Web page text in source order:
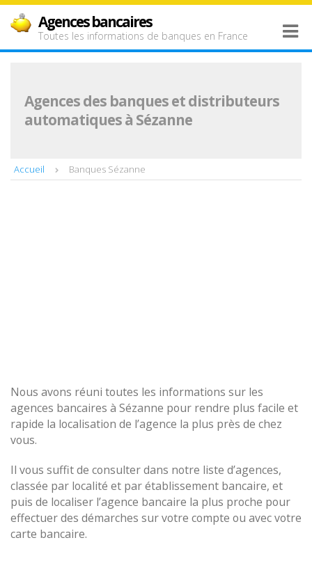
Agences bancaires
Toutes les informations de banques en France
Agences des banques et distributeurs
automatiques à Sézanne
Accueil Banques Sézanne
Nous avons réuni toutes les informations sur les
agences bancaires à Sézanne pour rendre plus facile et
rapide la localisation de l’agence la plus près de chez
vous.
Il vous suffit de consulter dans notre liste d’agences,
classée par localité et par établissement bancaire, et
puis de localiser l’agence bancaire la plus proche pour
effectuer des démarches sur votre compte ou avec votre
carte bancaire.